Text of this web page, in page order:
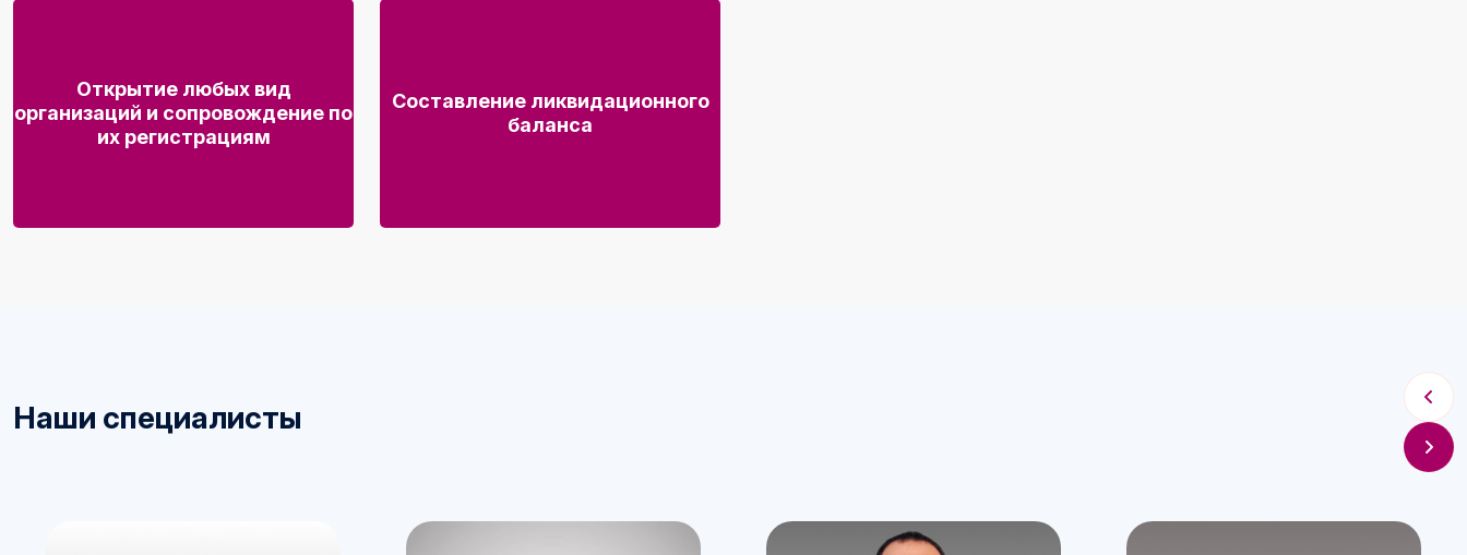
Открытие любых вид
организаций и сопровождение по
их регистрациям
Составление ликвидационного
баланса
Наши специалисты